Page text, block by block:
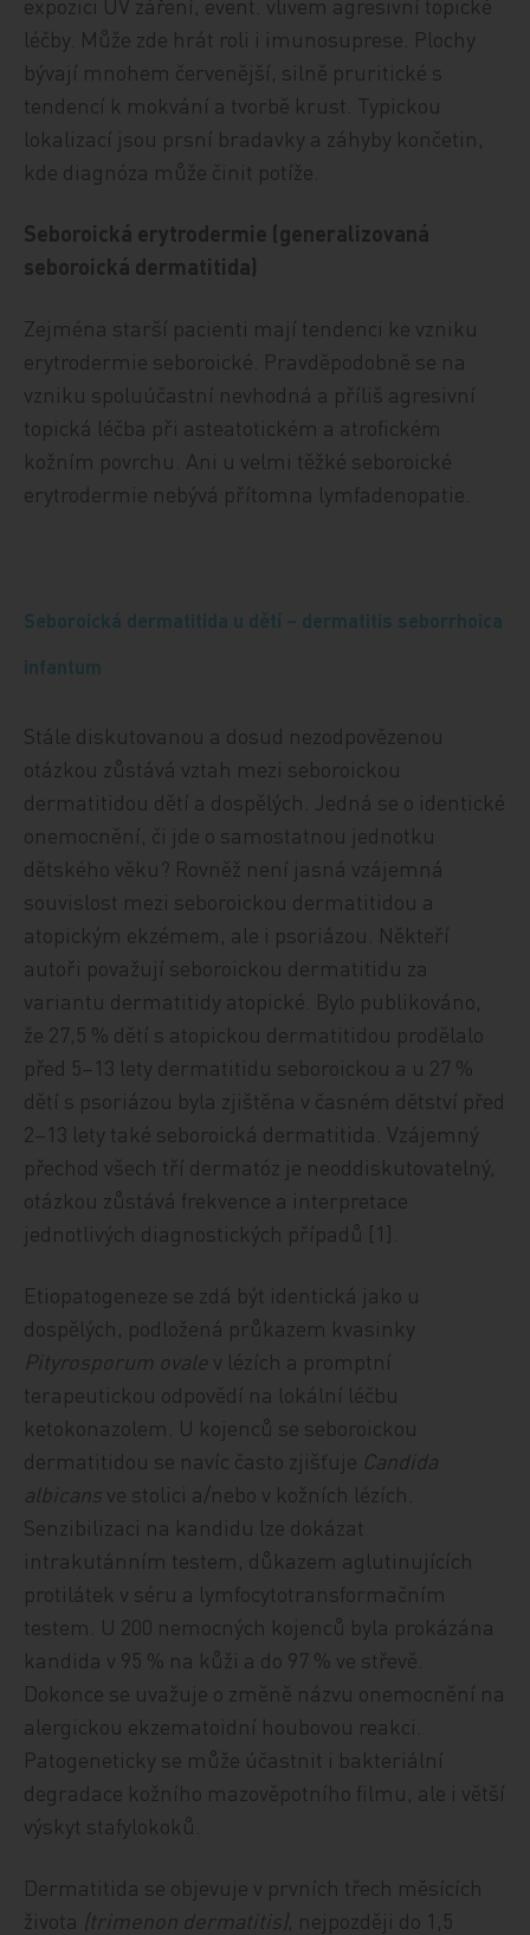
léčby. Může zde hrát roli i imunosuprese. Plochy
bývají mnohem červenější, silně pruritické s
tendencí k mokvání a tvorbě krust. Typickou
lokalizací jsou prsní bradavky a záhyby končetin,
kde diagnóza může činit potíže.
Seboroická erytrodermie (generalizovaná
seboroická dermatitida)
Zejména starší pacienti mají tendenci ke vzniku
erytrodermie seboroické. Pravděpodobně se na
vzniku spoluúčastní nevhodná a příliš agresivní
topická léčba při asteatotickém a atrofickém
kožním povrchu. Ani u velmi těžké seboroické
erytrodermie nebývá přítomna lymfadenopatie.
Seboroická dermatitida u dětí – dermatitis seborrhoica
infantum
Stále diskutovanou a dosud nezodpovězenou
otázkou zůstává vztah mezi seboroickou
dermatitidou dětí a dospělých. Jedná se o identické
onemocnění, či jde o samostatnou jednotku
dětského věku? Rovněž není jasná vzájemná
souvislost mezi seboroickou dermatitidou a
atopickým ekzémem, ale i psoriázou. Někteří
autoři považují seboroickou dermatitidu za
variantu dermatitidy atopické. Bylo publikováno,
že 27,5 % dětí s atopickou dermatitidou prodělalo
před 5–13 lety dermatitidu seboroickou a u 27 %
dětí s psoriázou byla zjištěna v časném dětství před
2–13 lety také seboroická dermatitida. Vzájemný
přechod všech tří dermatóz je neoddiskutovatelný,
otázkou zůstává frekvence a interpretace
jednotlivých diagnostických případů [1].
Etiopatogeneze se zdá být identická jako u
dospělých, podložená průkazem kvasinky
Pityrosporum ovale v lézích a promptní
terapeutickou odpovědí na lokální léčbu
ketokonazolem. U kojenců se seboroickou
dermatitidou se navíc často zjišťuje Candida
albicans ve stolici a/nebo v kožních lézích.
Senzibilizaci na kandidu lze dokázat
intrakutánním testem, důkazem aglutinujících
protilátek v séru a lymfocytotransformačním
testem. U 200 nemocných kojenců byla prokázána
kandida v 95 % na kůži a do 97 % ve střevě.
Dokonce se uvažuje o změně názvu onemocnění na
alergickou ekzematoidní houbovou reakci.
Patogeneticky se může účastnit i bakteriální
degradace kožního mazověpotního filmu, ale i větší
výskyt stafylokoků.
Dermatitida se objevuje v prvních třech měsících
života (trimenon dermatitis), nejpozději do 1,5